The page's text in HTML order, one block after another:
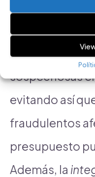
es la
automático
.
deben poder
sospechosas
evitando así
fraudulentos
presupuesto
Además, la